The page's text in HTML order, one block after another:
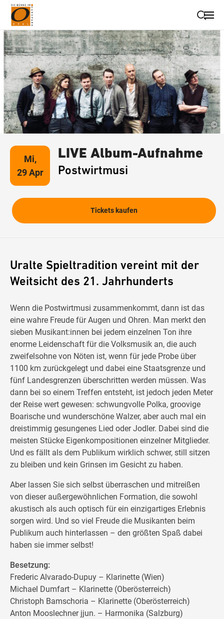
Suche schließen
Wegbeschreibung erhalten
©
Mi,
29 Apr
LIVE Album-Aufnahme
Postwirtmusi
Tickets kaufen
Uralte Spieltradition vereint mit der
Weitsicht des 21. Jahrhunderts
Wenn die Postwirtmusi zusammenkommt, dann ist das
eine wahre Freude für Augen und Ohren. Man merkt den
sieben Musikant:innen bei jedem einzelnen Ton ihre
enorme Leidenschaft für die Volksmusik an, die auch
zweifelsohne von Nöten ist, wenn für jede Probe über
1100 km zurückgelegt und dabei eine Staatsgrenze und
fünf Landesgrenzen überschritten werden müssen. Was
dann bei so einem Treffen entsteht, ist jedoch jeden Meter
der Reise wert gewesen: schwungvolle Polka, groovige
Boarische und wunderschöne Walzer, aber auch mal ein
dreistimmig gesungenes Lied oder Jodler. Dabei sind die
meisten Stücke Eigenkompositionen einzelner Mitglieder.
Und es fällt als dem Publikum wirklich schwer, still sitzen
zu bleiben und kein Grinsen im Gesicht zu haben.
Aber lassen Sie sich selbst überraschen und mitreißen
von dieser außergewöhnlichen Formation, die sowohl
akustisch als auch optisch für ein einzigartiges Erlebnis
sorgen wird. Und so viel Freude die Musikanten beim
Publikum auch hinterlassen – den größten Spaß dabei
haben sie immer selbst!
Besetzung:
Frederic Alvarado-Dupuy – Klarinette (Wien)
Michael Dumfart – Klarinette (Oberösterreich)
Christoph Bamschoria – Klarinette (Oberösterreich)
Anton Mooslechner jjun. – Harmonika (Salzburg)